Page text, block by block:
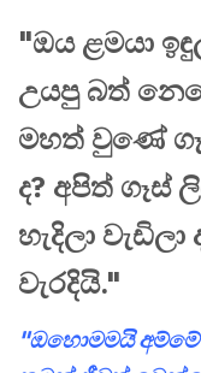
"ඔය ළමයා
උයපු බත්
මහත් වුණේ
ද? අපිත් ගෑස්
හැදිලා
වැරදියි."
"ඔහොමමයි